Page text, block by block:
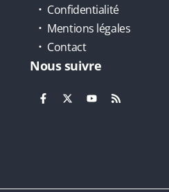
Confidentialité
Mentions légales
Contact
Nous suivre